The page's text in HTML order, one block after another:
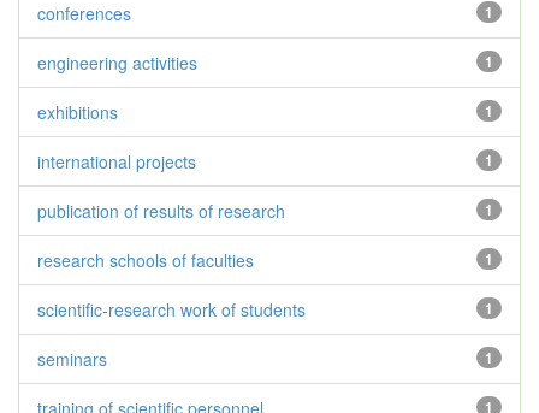
1
conferences
1
engineering activities
1
exhibitions
1
international projects
1
publication of results of research
1
research schools of faculties
1
scientific-research work of students
1
seminars
1
training of scientific personnel